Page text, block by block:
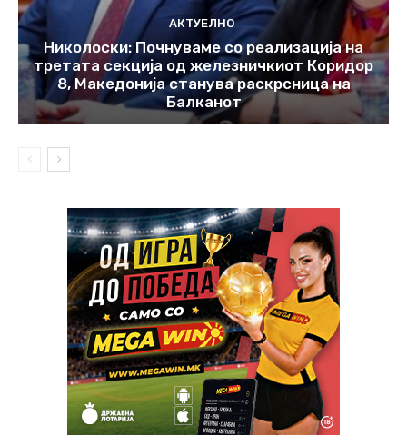
АКТУЕЛНО
Николоски: Почнуваме со реализација на
третата секција од железничкиот Коридор
8, Македонија станува раскрсница на
Балканот